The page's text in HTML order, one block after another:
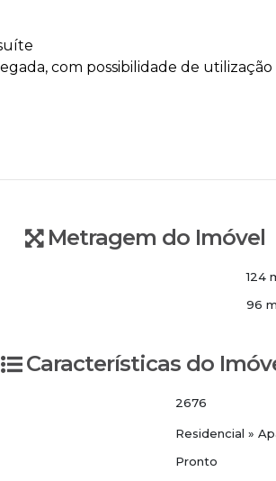
com possibilidade de
Metragem do Imóvel
124
96
Características do
2676
Residencial »
Pronto